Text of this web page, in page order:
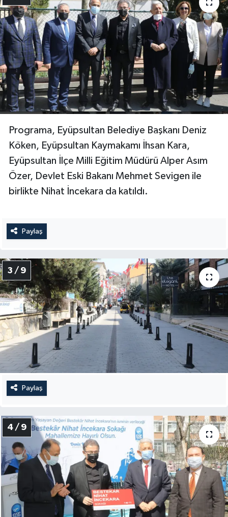
Programa, Eyüpsultan Belediye Başkanı Deniz
Köken, Eyüpsultan Kaymakamı İhsan Kara,
Eyüpsultan İlçe Milli Eğitim Müdürü Alper Asım
Özer, Devlet Eski Bakanı Mehmet Sevigen ile
birlikte Nihat İncekara da katıldı.
Paylaş
3 / 9
Paylaş
4 / 9